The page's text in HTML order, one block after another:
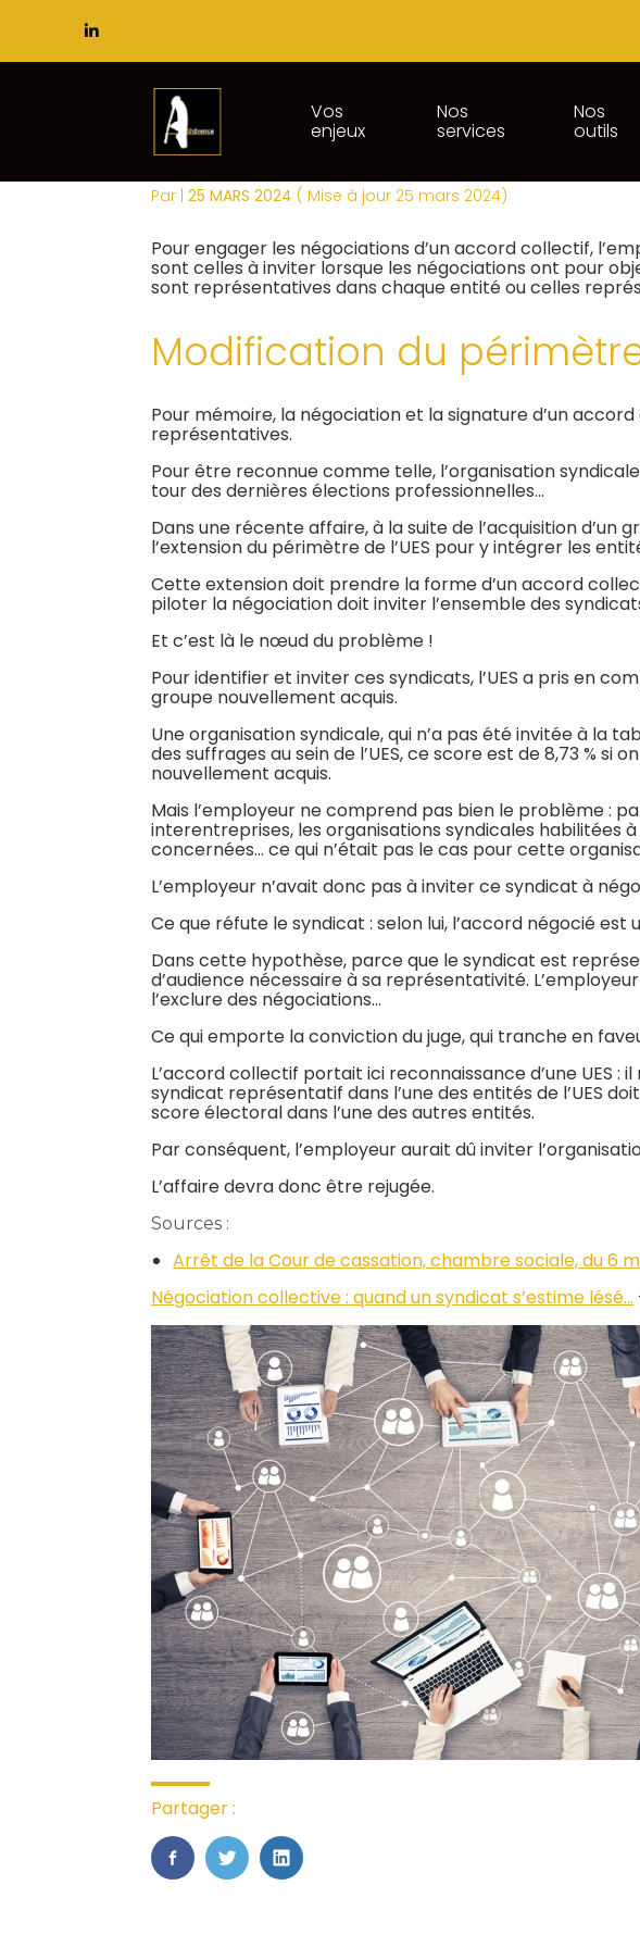
Vos
enjeux
Nos
services
Nos
outils
NÉGOCIATION COLLECTIVE :
Par |25 MARS 2024 ( Mise à jour 25 mars 2024)
Pour engager les négociations d’un accord collectif,
sont celles à inviter lorsque les négociations ont pour
sont représentatives dans chaque entité ou celles
Modification du
Pour mémoire, la négociation et la signature d’un
représentatives.
Pour être reconnue comme telle, l’organisation
tour des dernières élections professionnelles…
Dans une récente affaire, à la suite de l’acquisition d’un
l’extension du périmètre de l’UES pour y intégrer les
Cette extension doit prendre la forme d’un accord
piloter la négociation doit inviter l’ensemble des
Et c’est là le nœud du problème !
Pour identifier et inviter ces syndicats, l’UES a pris en
groupe nouvellement acquis.
Une organisation syndicale, qui n’a pas été invitée à la
des suffrages au sein de l’UES, ce score est de 8,73 %
nouvellement acquis.
Mais l’employeur ne comprend pas bien le problème :
interentreprises, les organisations syndicales habilitées
concernées… ce qui n’était pas le cas pour cette
L’employeur n’avait donc pas à inviter ce syndicat à
Ce que réfute le syndicat : selon lui, l’accord négocié
Dans cette hypothèse, parce que le syndicat est
d’audience nécessaire à sa représentativité.
l’exclure des négociations…
Ce qui emporte la conviction du juge, qui tranche en
L’accord collectif portait ici reconnaissance d’une UES
syndicat représentatif dans l’une des entités de l’UES
score électoral dans l’une des autres entités.
Par conséquent, l’employeur aurait dû inviter
L’affaire devra donc être rejugée.
Sources :
Arrêt de la Cour de cassation, chambre sociale, du 6
Négociation collective : quand un syndicat s’estime lésé…
Partager :
FaceBook
TwitterLinkedIn